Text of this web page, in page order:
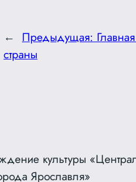
← Предыдущая:
страны
культуры
Ярославля»